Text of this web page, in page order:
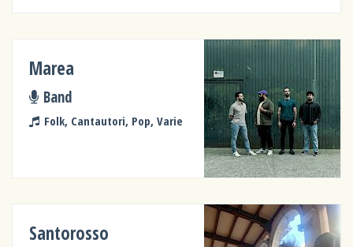
Marea
Band
Folk, Cantautori, Pop, Varie
Santorosso